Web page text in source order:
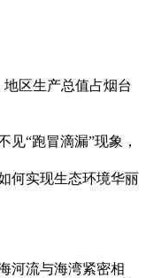
区生产总值占烟台
“跑冒滴漏”现象，
何实现生态环境华丽
河流与海湾紧密相